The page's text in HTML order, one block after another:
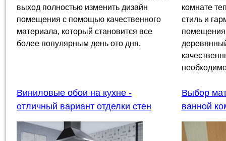
выход полностью изменить дизайн
помещения с помощью качественного
материала, который становится все
более популярным день ото дня.
комнате
стиль и
Виниловые обои на кухне -
отличный вариант отделки стен
Выбор
ванной